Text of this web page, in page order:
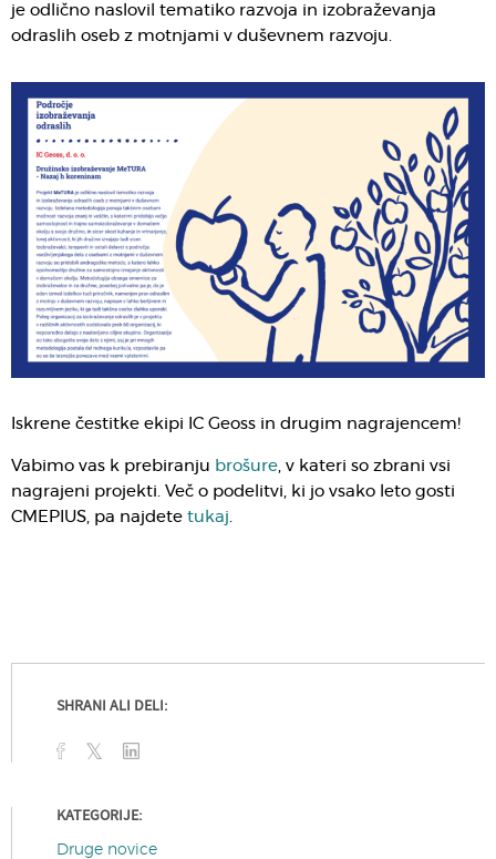
je odlično naslovil tematiko razvoja in izobraževanja
odraslih oseb z motnjami v duševnem razvoju.
Iskrene čestitke ekipi IC Geoss in drugim nagrajencem!
Vabimo vas k prebiranju brošure, v kateri so zbrani vsi
nagrajeni projekti. Več o podelitvi, ki jo vsako leto gosti
CMEPIUS, pa najdete tukaj.
SHRANI ALI DELI:
KATEGORIJE:
Druge novice